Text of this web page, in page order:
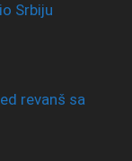
Srbiju
revanš sa